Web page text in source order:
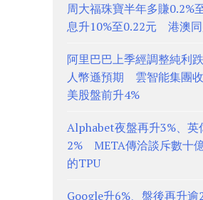
周大福珠寶半年多賺0.2%
息升10%至0.22元 港澳
阿里巴巴上季經調整純利
人幣遜預期 雲智能集團
美股盤前升4%
Alphabet夜盤再升3%、英
2% META傳洽談斥數十
的TPU
Google升6%、盤後再升